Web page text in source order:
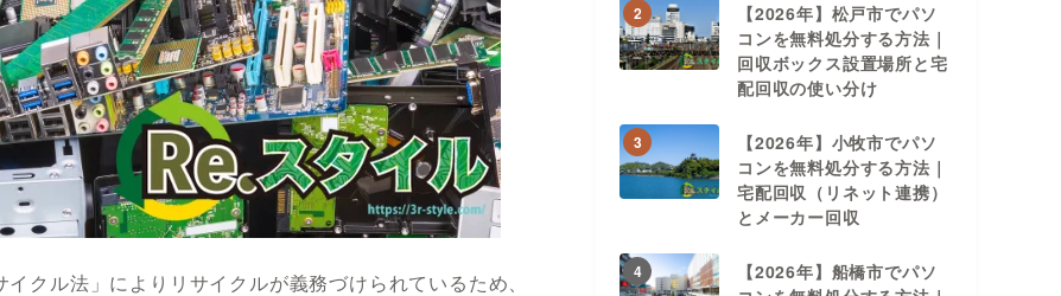
クル法」によりリサイクルが義務づけられているため、
2
【2026年】松戸市でパソ
コンを無料処分する方法｜
回収ボックス設置場所と宅
配回収の使い分け
3
【2026年】小牧市でパソ
コンを無料処分する方法｜
宅配回収（リネット連携）
とメーカー回収
4
【2026年】船橋市でパソ